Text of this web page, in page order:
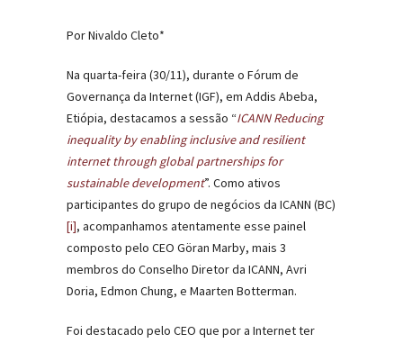
Por Nivaldo Cleto*
Na quarta-feira (30/11), durante o Fórum de
Governança da Internet (IGF), em Addis Abeba,
Etiópia, destacamos a sessão “ICANN Reducing
inequality by enabling inclusive and resilient
internet through global partnerships for
sustainable development”. Como ativos
participantes do grupo de negócios da ICANN (BC)
[i], acompanhamos atentamente esse painel
composto pelo CEO Göran Marby, mais 3
membros do Conselho Diretor da ICANN, Avri
Doria, Edmon Chung, e Maarten Botterman.
Foi destacado pelo CEO que por a Internet ter